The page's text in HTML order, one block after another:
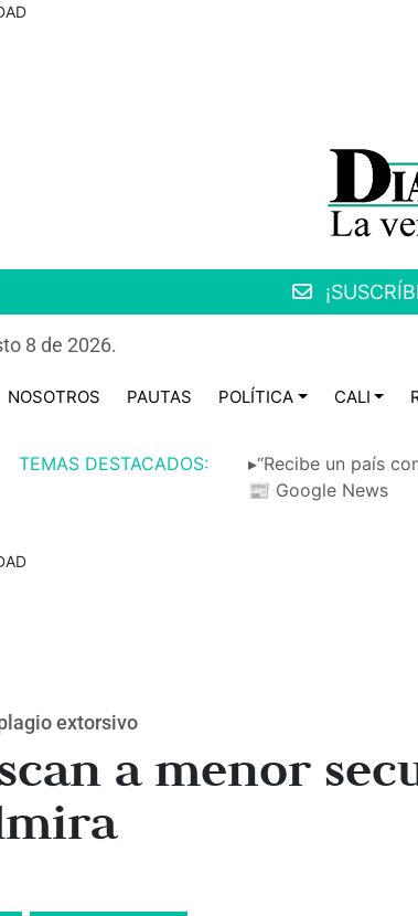
8 de 2026.
NOSOTROS PAUTAS POLÍTICA CALI
TEMAS DESTACADOS: ▸“Recibe un país
📰 Google News
extorsivo
a menor